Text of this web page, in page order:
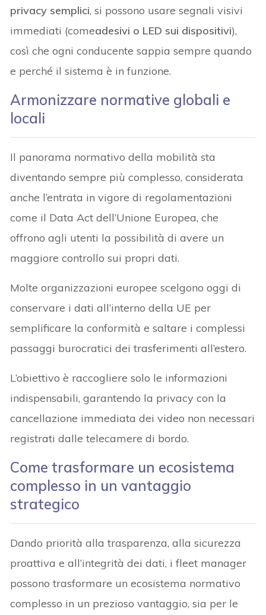
privacy semplici, si possono usare segnali visivi
immediati (comeadesivi o LED sui dispositivi),
così che ogni conducente sappia sempre quando
e perché il sistema è in funzione.
Armonizzare normative globali e
locali
Il panorama normativo della mobilità sta
diventando sempre più complesso, considerata
anche l’entrata in vigore di regolamentazioni
come il Data Act dell’Unione Europea, che
offrono agli utenti la possibilità di avere un
maggiore controllo sui propri dati.
Molte organizzazioni europee scelgono oggi di
conservare i dati all’interno della UE per
semplificare la conformità e saltare i complessi
passaggi burocratici dei trasferimenti all’estero.
L’obiettivo è raccogliere solo le informazioni
indispensabili, garantendo la privacy con la
cancellazione immediata dei video non necessari
registrati dalle telecamere di bordo.
Come trasformare un ecosistema
complesso in un vantaggio
strategico
Dando priorità alla trasparenza, alla sicurezza
proattiva e all’integrità dei dati, i fleet manager
possono trasformare un ecosistema normativo
complesso in un prezioso vantaggio, sia per le